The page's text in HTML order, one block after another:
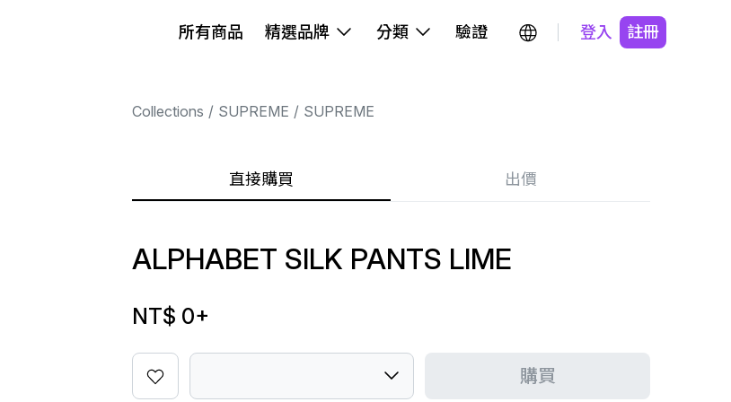
所有商品 精選品牌 分類 驗證 登入 註冊
Collections SUPREME SUPREME
直接購買 出價
ALPHABET SILK PANTS LIME
NT$ 0+
購買